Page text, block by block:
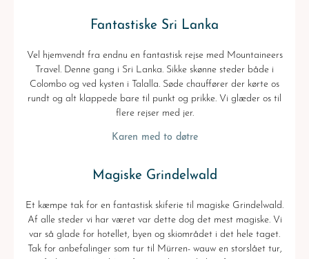
Fantastiske Sri Lanka
Vel hjemvendt fra endnu en fantastisk rejse med Mountaineers
Travel. Denne gang i Sri Lanka. Sikke skønne steder både i
Colombo og ved kysten i Talalla. Søde chauffører der kørte os
rundt og alt klappede bare til punkt og prikke. Vi glæder os til
flere rejser med jer.
Karen med to døtre
Magiske Grindelwald
Et kæmpe tak for en fantastisk skiferie til magiske Grindelwald.
Af alle steder vi har været var dette dog det mest magiske. Vi
var så glade for hotellet, byen og skiområdet i det hele taget.
Tak for anbefalinger som tur til Mürren- wauw en storslået tur,